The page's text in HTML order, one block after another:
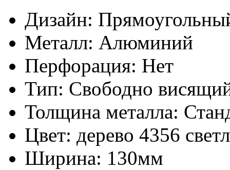
Дизайн:
Металл: Алюминий
Перфорация: Нет
Тип: Свободно
Толщина металла:
Цвет: дерево 4356
Ширина: 130мм